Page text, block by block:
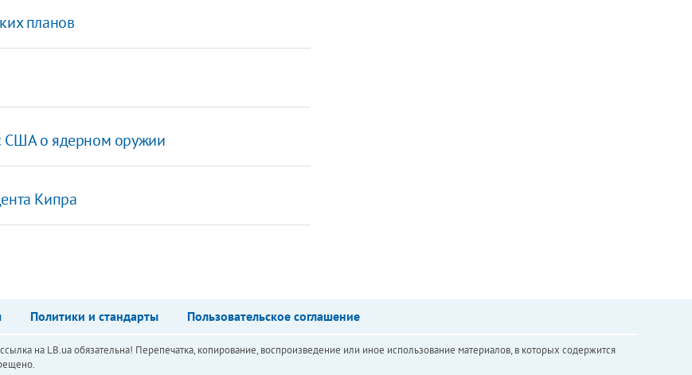
планов
США о ядерном оружии
Кипра
Политики и стандарты Пользовательское соглашение
на LB.ua обязательна! Перепечатка, копирование, воспроизведение или иное использование материалов, в которых содержится